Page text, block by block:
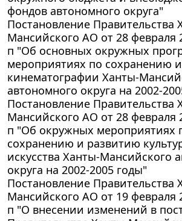
фондов автономного округа"
Постановление Правительства
Мансийского АО от 28 февраля
п "Об основных окружных
мероприятиях по сохранению
кинематографии Ханты-
автономного округа на 2002-
Постановление Правительства
Мансийского АО от 28 февраля
п "Об окружных мероприятиях
сохранению и развитию
искусства Ханты-Мансийского
округа на 2002-2005 годы"
Постановление Правительства
Мансийского АО от 19 февраля
п "О внесении изменений в